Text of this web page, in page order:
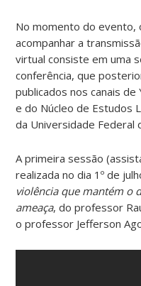
No momento do
acompanhar a
virtual consiste em uma
conferência, que
publicados nos canais
e do Núcleo de Estudos
da Universidade Federal
A primeira sessão
realizada no dia 1º de
violência que mantém o
ameaça, do professor
o professor Jefferson